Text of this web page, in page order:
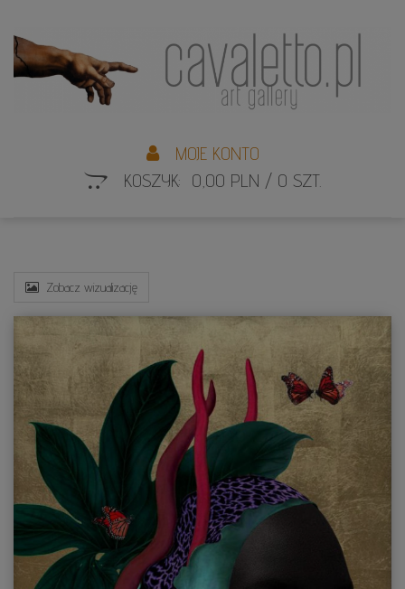
MOJE KONTO
KOSZYK: 0,00 PLN / 0 SZT.
Zobacz wizualizację